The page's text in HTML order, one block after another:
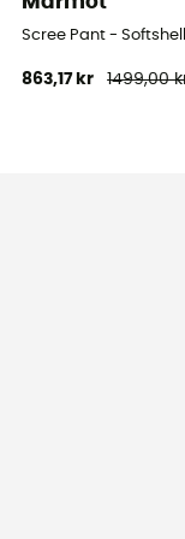
Scree Pant -
863,17 kr 1499,00